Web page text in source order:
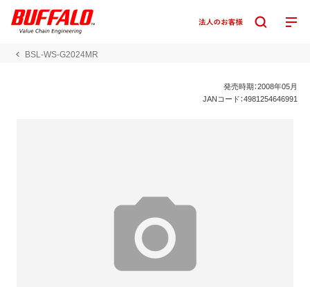
BSL-WS-G2024MR
発売時期：2008年05月
JANコード：4981254646991